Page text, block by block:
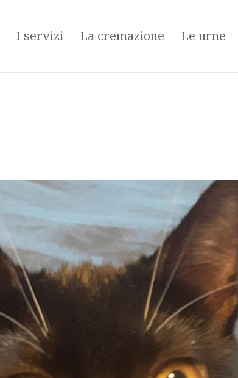
I servizi La cremazione Le urne